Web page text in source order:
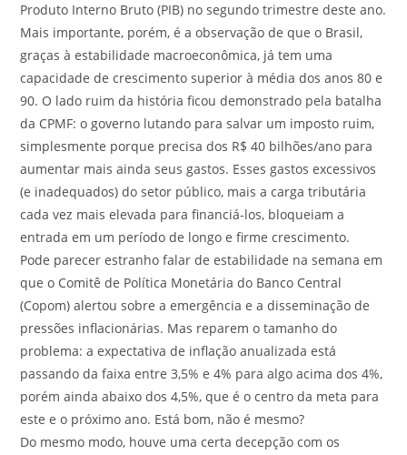
Produto Interno Bruto (PIB) no segundo trimestre deste ano.
Mais importante, porém, é a observação de que o Brasil,
graças à estabilidade macroeconômica, já tem uma
capacidade de crescimento superior à média dos anos 80 e
90. O lado ruim da história ficou demonstrado pela batalha
da CPMF: o governo lutando para salvar um imposto ruim,
simplesmente porque precisa dos R$ 40 bilhões/ano para
aumentar mais ainda seus gastos. Esses gastos excessivos
(e inadequados) do setor público, mais a carga tributária
cada vez mais elevada para financiá-los, bloqueiam a
entrada em um período de longo e firme crescimento.
Pode parecer estranho falar de estabilidade na semana em
que o Comitê de Política Monetária do Banco Central
(Copom) alertou sobre a emergência e a disseminação de
pressões inflacionárias. Mas reparem o tamanho do
problema: a expectativa de inflação anualizada está
passando da faixa entre 3,5% e 4% para algo acima dos 4%,
porém ainda abaixo dos 4,5%, que é o centro da meta para
este e o próximo ano. Está bom, não é mesmo?
Do mesmo modo, houve uma certa decepção com os